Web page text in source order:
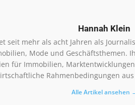
Hannah Klein
seit mehr als acht Jahren als
Mode und Geschäftsthemen.
für Immobilien,
Rahmenbedingungen
Alle Artikel ansehen